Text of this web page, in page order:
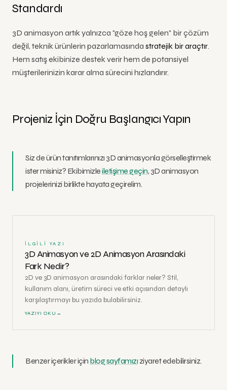
Standardı
3D animasyon artık yalnızca "göze hoş gelen" bir çözüm
değil, teknik ürünlerin pazarlamasında stratejik bir araçtır.
Hem satış ekibinize destek verir hem de potansiyel
müşterilerinizin karar alma sürecini hızlandırır.
Projeniz İçin Doğru Başlangıcı Yapın
Siz de ürün tanıtımlarınızı 3D animasyonla görselleştirmek
ister misiniz? Ekibimizleiletişime geçin, 3D animasyon
projelerinizi birlikte hayata geçirelim.
İLGILI YAZI
3D Animasyon ve 2D Animasyon Arasındaki
Fark Nedir?
2D ve 3D animasyon arasındaki farklar neler? Stil,
kullanım alanı, üretim süreci ve etki açısından detaylı
karşılaştırmayı bu yazıda bulabilirsiniz.
YAZIYI OKU →
Benzer içerikler için blog sayfamızı ziyaret edebilirsiniz.